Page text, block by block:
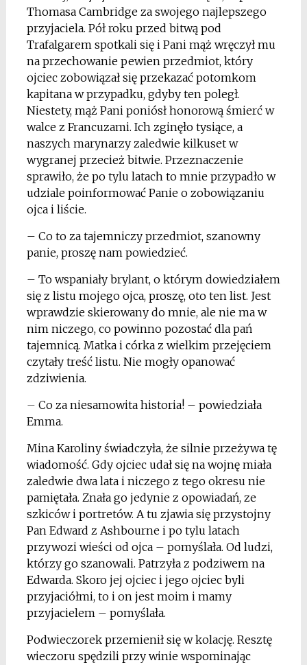
Thomasa Cambridge za swojego najlepszego
przyjaciela. Pół roku przed bitwą pod
Trafalgarem spotkali się i Pani mąż wręczył mu
na przechowanie pewien przedmiot, który
ojciec zobowiązał się przekazać potomkom
kapitana w przypadku, gdyby ten poległ.
Niestety, mąż Pani poniósł honorową śmierć w
walce z Francuzami. Ich zginęło tysiące, a
naszych marynarzy zaledwie kilkuset w
wygranej przecież bitwie. Przeznaczenie
sprawiło, że po tylu latach to mnie przypadło w
udziale poinformować Panie o zobowiązaniu
ojca i liście.
– Co to za tajemniczy przedmiot, szanowny
panie, proszę nam powiedzieć.
– To wspaniały brylant, o którym dowiedziałem
się z listu mojego ojca, proszę, oto ten list. Jest
wprawdzie skierowany do mnie, ale nie ma w
nim niczego, co powinno pozostać dla pań
tajemnicą. Matka i córka z wielkim przejęciem
czytały treść listu. Nie mogły opanować
zdziwienia.
– Co za niesamowita historia! – powiedziała
Emma.
Mina Karoliny świadczyła, że silnie przeżywa tę
wiadomość. Gdy ojciec udał się na wojnę miała
zaledwie dwa lata i niczego z tego okresu nie
pamiętała. Znała go jedynie z opowiadań, ze
szkiców i portretów. A tu zjawia się przystojny
Pan Edward z Ashbourne i po tylu latach
przywozi wieści od ojca – pomyślała. Od ludzi,
którzy go szanowali. Patrzyła z podziwem na
Edwarda. Skoro jej ojciec i jego ojciec byli
przyjaciółmi, to i on jest moim i mamy
przyjacielem – pomyślała.
Podwieczorek przemienił się w kolację. Resztę
wieczoru spędzili przy winie wspominając